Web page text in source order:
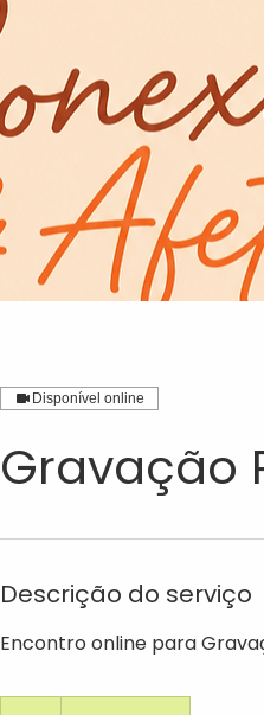
Disponível online
Gravação
Descrição do serviço
Encontro online para